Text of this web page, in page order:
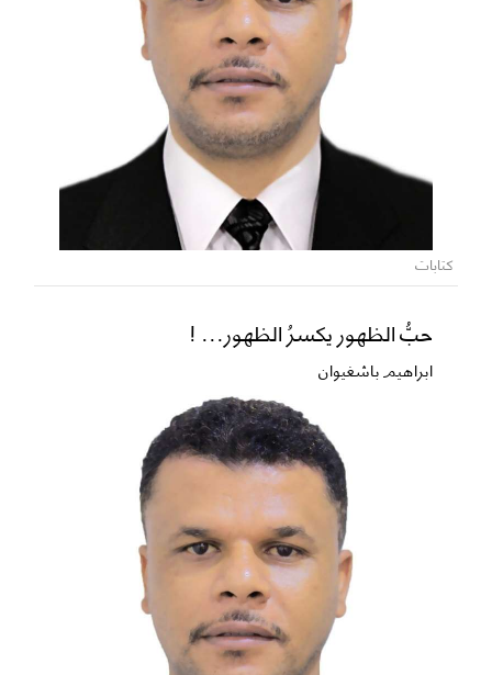
كتابات
حبُّ الظهور يكسرُ الظهور... !
ابراهيم باشغيوان